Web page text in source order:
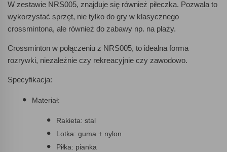
W zestawie NRS005, znajduje się również piłeczka. Pozwala to
wykorzystać sprzęt, nie tylko do gry w klasycznego
crossmintona, ale również do zabawy np. na plaży.
Crossminton w połączeniu z NRS005, to idealna forma
rozrywki, niezależnie czy rekreacyjnie czy zawodowo.
Specyfikacja:
Materiał:
Rakieta: stal
Lotka: guma + nylon
Piłka: pianka